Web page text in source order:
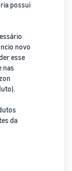
possui
novo
esse
nas
da